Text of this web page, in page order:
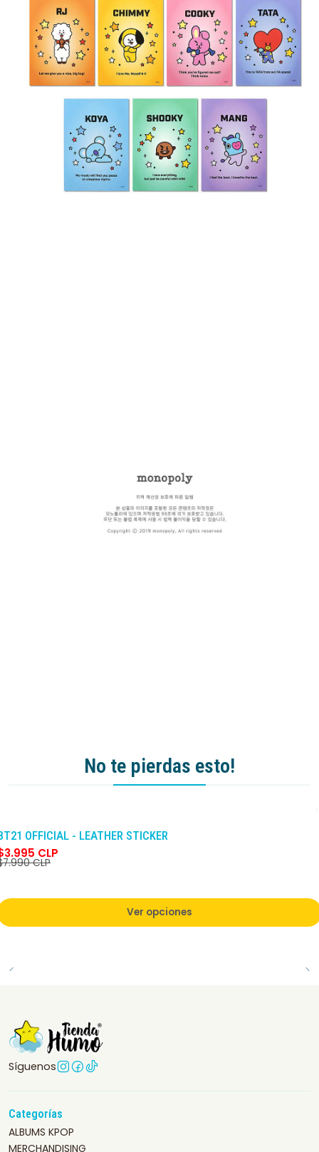
No te pierdas esto!
OFFICIAL - LEATHER STICKER
CLP
CLP
Ver opciones
Síguenos
Categorías
ALBUMS KPOP
MERCHANDISING